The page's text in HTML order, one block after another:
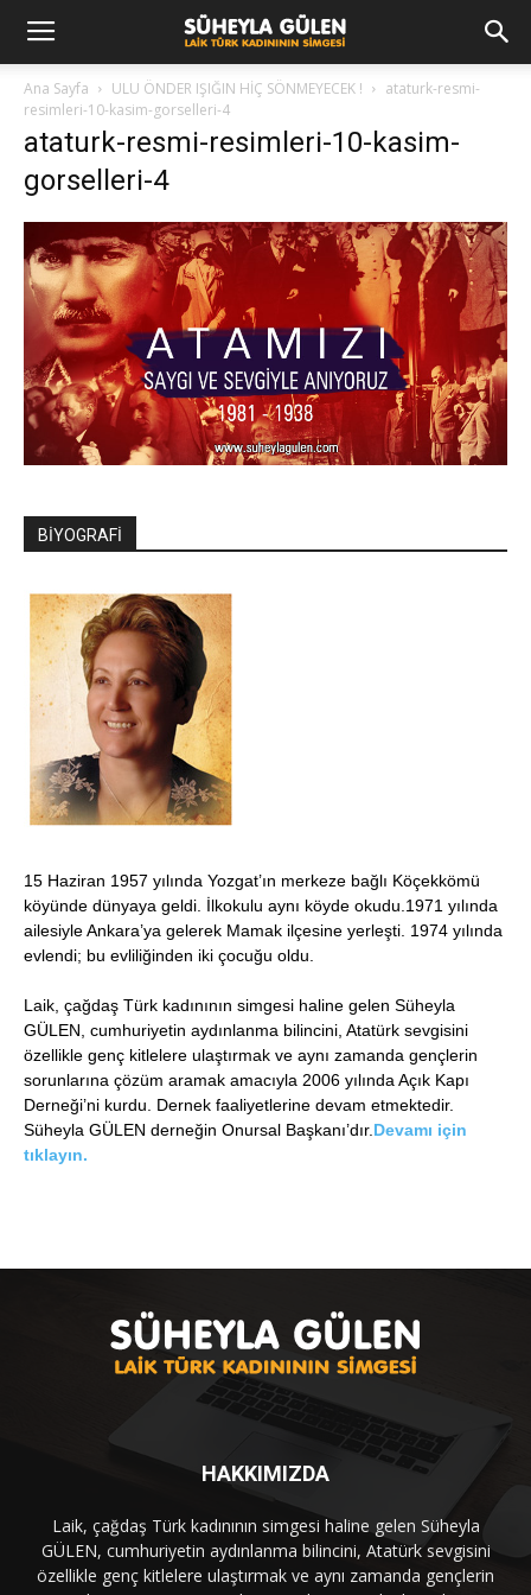
Ana Sayfa ULU ÖNDER IŞIĞIN HİÇ SÖNMEYECEK !
ataturk-resmi-
resimleri-10-kasim-gorselleri-4
ataturk-resmi-resimleri-10-kasim-
gorselleri-4
BİYOGRAFİ
15 Haziran 1957 yılında Yozgat’ın merkeze bağlı Köçekkömü
köyünde dünyaya geldi. İlkokulu aynı köyde okudu.1971 yılında
ailesiyle Ankara’ya gelerek Mamak ilçesine yerleşti. 1974 yılında
evlendi; bu evliliğinden iki çocuğu oldu.
Laik, çağdaş Türk kadınının simgesi haline gelen Süheyla
GÜLEN, cumhuriyetin aydınlanma bilincini, Atatürk sevgisini
özellikle genç kitlelere ulaştırmak ve aynı zamanda gençlerin
sorunlarına çözüm aramak amacıyla 2006 yılında Açık Kapı
Derneği’ni kurdu. Dernek faaliyetlerine devam etmektedir.
Süheyla GÜLEN derneğin Onursal Başkanı’dır. Devamı için
tıklayın.
HAKKIMIZDA
Laik, çağdaş Türk kadınının simgesi haline gelen Süheyla
GÜLEN, cumhuriyetin aydınlanma bilincini, Atatürk sevgisini
özellikle genç kitlelere ulaştırmak ve aynı zamanda gençlerin